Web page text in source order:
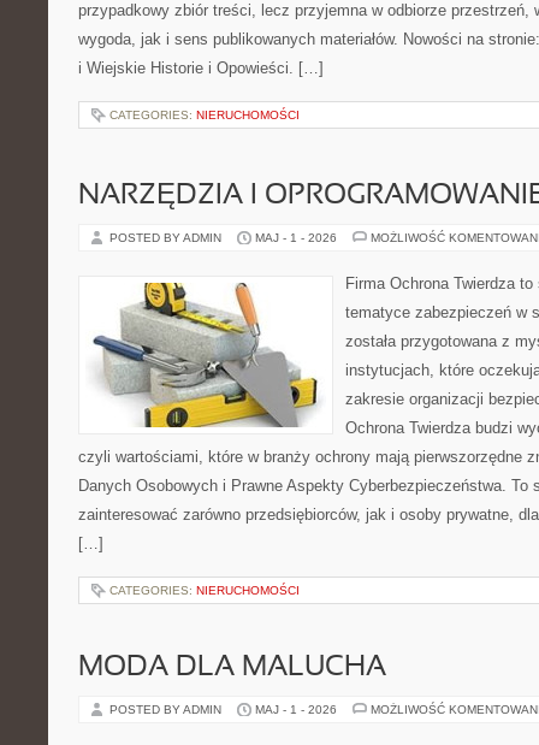
przypadkowy zbiór treści, lecz przyjemna w odbiorze przestrzeń,
wygoda, jak i sens publikowanych materiałów. Nowości na
i Wiejskie Historie i Opowieści. […]
CATEGORIES: NIERUCHOMOŚCI
NARZĘDZIA I
POSTED BY ADMIN MAJ - 1 - 2026 MOŻLIWOŚĆ
Firma Ochrona Twierdza
tematyce zabezpieczeń w
została przygotowana z
instytucjach, które
zakresie organizacji
Ochrona Twierdza budzi
czyli wartościami, które w branży ochrony mają pierwszorzędne
Danych Osobowych i Prawne Aspekty Cyberbezpieczeństwa. To
zainteresować zarówno przedsiębiorców, jak i osoby prywatne,
[…]
CATEGORIES: NIERUCHOMOŚCI
MODA DLA MALUCHA
POSTED BY ADMIN MAJ - 1 - 2026 MOŻLIWOŚĆ